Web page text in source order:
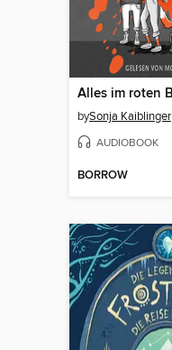
bySonja Kaiblinger
AUDIOBOOK
BORROW